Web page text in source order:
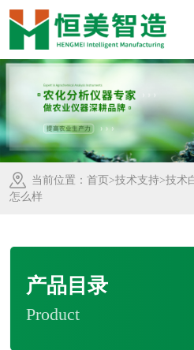
当前位置： 首页 >技术支持>技术
怎么样
产品目录
Product